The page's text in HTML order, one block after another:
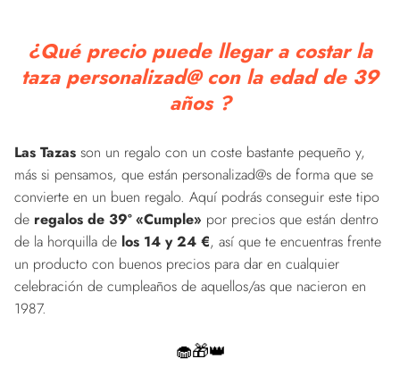
¿Qué precio puede llegar a costar la
taza personalizad@ con la edad de 39
años ?
Las Tazas son un regalo con un coste bastante pequeño y,
más si pensamos, que están personalizad@s de forma que se
convierte en un buen regalo. Aquí podrás conseguir este tipo
de regalos de 39º «Cumple» por precios que están dentro
de la horquilla de los 14 y 24 €, así que te encuentras frente
un producto con buenos precios para dar en cualquier
celebración de cumpleaños de aquellos/as que nacieron en
1987.
🧁🎁👑